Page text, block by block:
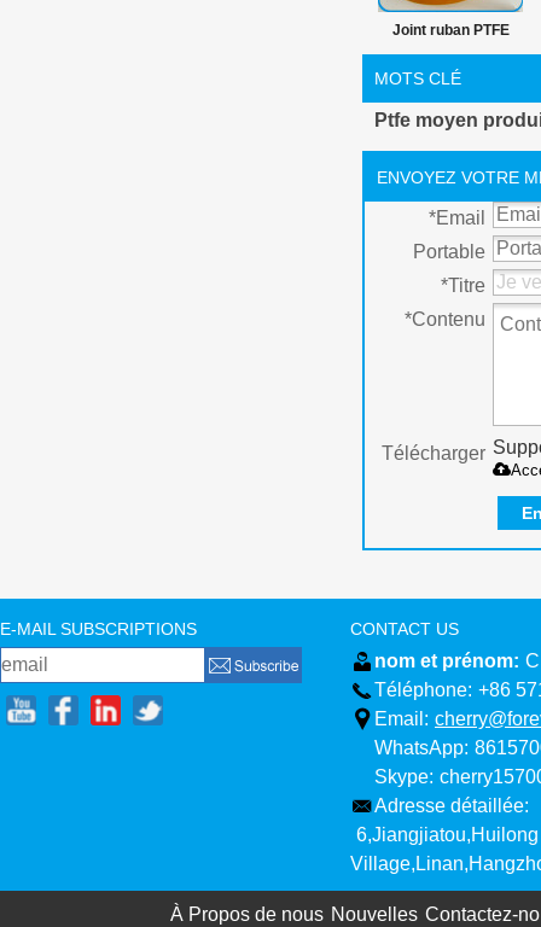
Joint ruban PTFE
pour plombiers et
tuyau installateur 19
MOTS CLÉ
Ptfe moyen
ENVOYEZ VOTRE
*Email
Portable
*Titre
*Contenu
Télécharger
E-MAIL SUBSCRIPTIONS CONTACT US
nom et prénom:
Téléphone: +86
Email:
WhatsApp:
Skype:
Adresse détaillée:
6,Jiangjiatou,Huilong
À Propos de nous Nouvelles Contactez-